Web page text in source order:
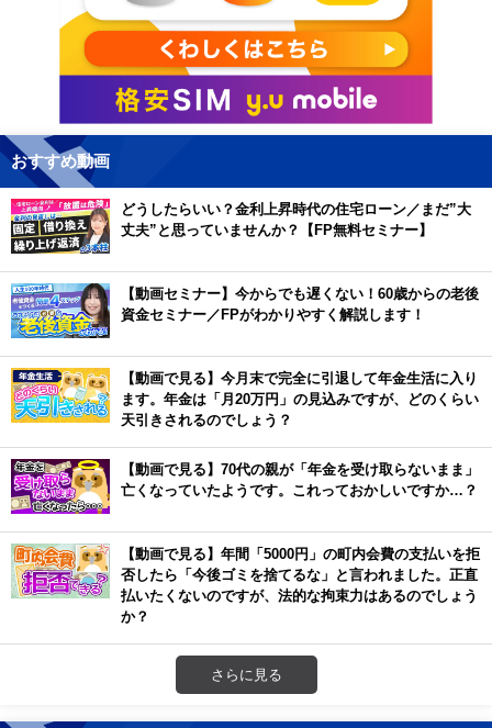
おすすめ動画
どうしたらいい？金利上昇時代の住宅ローン／まだ”大
丈夫”と思っていませんか？【FP無料セミナー】
【動画セミナー】今からでも遅くない！60歳からの老後
資金セミナー／FPがわかりやすく解説します！
【動画で見る】今月末で完全に引退して年金生活に入り
ます。年金は「月20万円」の見込みですが、どのくらい
天引きされるのでしょう？
【動画で見る】70代の親が「年金を受け取らないまま」
亡くなっていたようです。これっておかしいですか…？
【動画で見る】年間「5000円」の町内会費の支払いを拒
否したら「今後ゴミを捨てるな」と言われました。正直
払いたくないのですが、法的な拘束力はあるのでしょう
か？
さらに見る